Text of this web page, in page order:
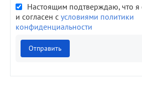
Настоящим подтверждаю, что я
и согласен с условиями политики
конфиденциальности
Отправить